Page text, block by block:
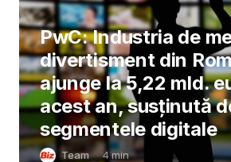
PwC: Industria de
divertisment din
ajunge la 5,22 mld.
acest an, susținută
segmentele digitale
Team 4min